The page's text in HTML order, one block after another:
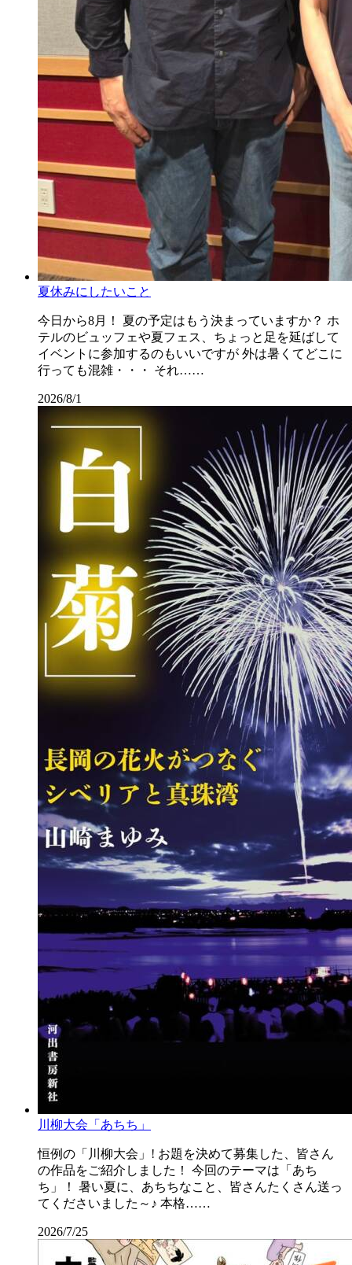
夏休みにしたいこと
今日から8月！ 夏の予定はもう決まっていますか？ ホ
テルのビュッフェや夏フェス、ちょっと足を延ばして
イベントに参加するのもいいですが 外は暑くてどこに
行っても混雑・・・ それ……
2026/8/1
川柳大会「あちち」
恒例の「川柳大会」! お題を決めて募集した、皆さん
の作品をご紹介しました！ 今回のテーマは「あち
ち」！ 暑い夏に、あちちなこと、皆さんたくさん送っ
てくださいました～♪ 本格……
2026/7/25